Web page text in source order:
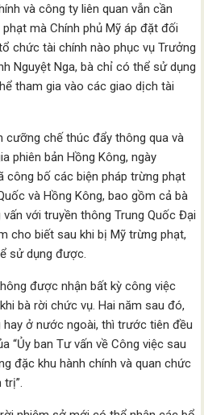
và công ty liên quan vẫn cần
mà Chính phủ Mỹ áp đặt đối
chức tài chính nào phục vụ Trưởng
Nguyệt Nga, bà chỉ có thể sử dụng
tham gia vào các giao dịch tài
cưỡng chế thúc đẩy thông qua và
phiên bản Hồng Kông, ngày
công bố các biện pháp trừng phạt
và Hồng Kông, bao gồm cả bà
với truyền thông Trung Quốc Đại
cho biết sau khi bị Mỹ trừng phạt,
sử dụng được.
được nhận bất kỳ công việc
bà rời chức vụ. Hai năm sau đó,
hay ở nước ngoài, thì trước tiên đều
“Ủy ban Tư vấn về Công việc sau
đặc khu hành chính và quan chức